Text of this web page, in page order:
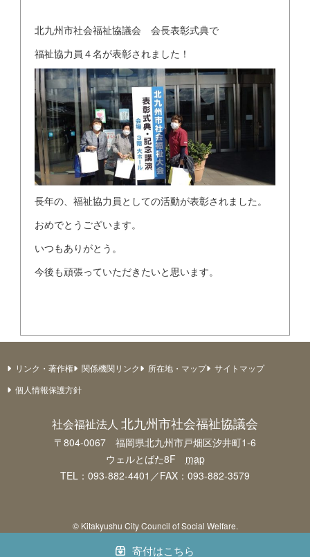
北九州市社会福祉協議会 会長表彰式典で
福祉協力員４名が表彰されました！
長年の、福祉協力員としての活動が表彰されました。
おめでとうございます。
いつもありがとう。
今後も頑張っていただきたいと思います。
リンク・著作権 関係機関リンク 所在地・マップ
サイトマップ
個人情報保護方針
社会福祉法人 北九州市社会福祉協議会
〒804-0067 福岡県北九州市戸畑区汐井町1-6
ウェルとばた8F map
TEL：093-882-4401／FAX：093-882-3579
© Kitakyushu City Council of Social Welfare.
寄付はこちら